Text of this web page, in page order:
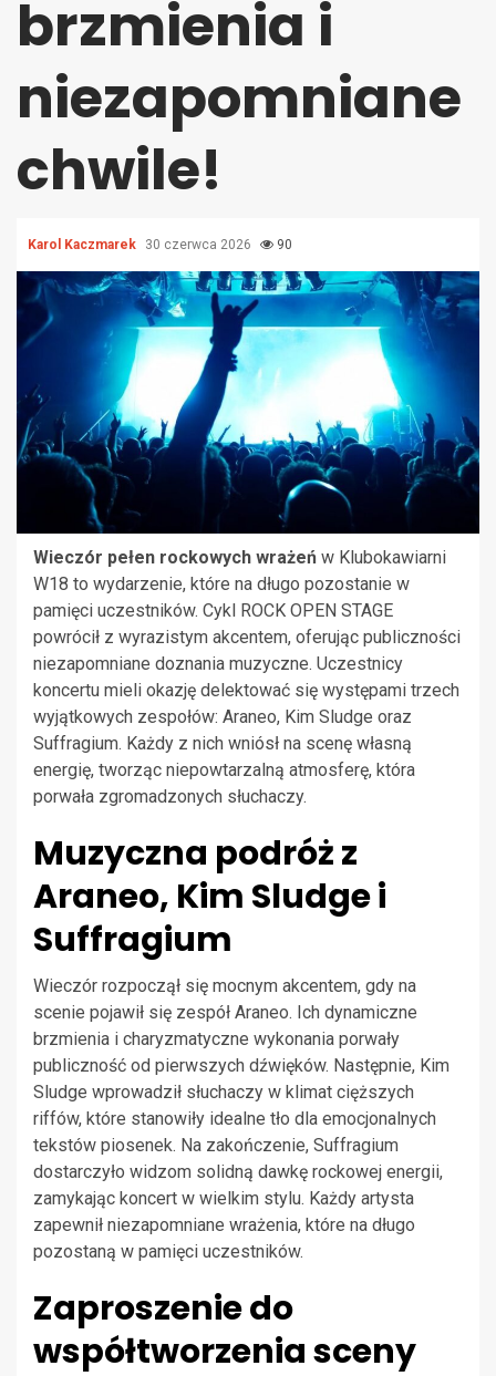
brzmienia i
niezapomniane
chwile!
Karol Kaczmarek 30 czerwca 2026 90
Wieczór pełen rockowych wrażeń w Klubokawiarni
W18 to wydarzenie, które na długo pozostanie w
pamięci uczestników. Cykl ROCK OPEN STAGE
powrócił z wyrazistym akcentem, oferując publiczności
niezapomniane doznania muzyczne. Uczestnicy
koncertu mieli okazję delektować się występami trzech
wyjątkowych zespołów: Araneo, Kim Sludge oraz
Suffragium. Każdy z nich wniósł na scenę własną
energię, tworząc niepowtarzalną atmosferę, która
porwała zgromadzonych słuchaczy.
Muzyczna podróż z
Araneo, Kim Sludge i
Suffragium
Wieczór rozpoczął się mocnym akcentem, gdy na
scenie pojawił się zespół Araneo. Ich dynamiczne
brzmienia i charyzmatyczne wykonania porwały
publiczność od pierwszych dźwięków. Następnie, Kim
Sludge wprowadził słuchaczy w klimat cięższych
riffów, które stanowiły idealne tło dla emocjonalnych
tekstów piosenek. Na zakończenie, Suffragium
dostarczyło widzom solidną dawkę rockowej energii,
zamykając koncert w wielkim stylu. Każdy artysta
zapewnił niezapomniane wrażenia, które na długo
pozostaną w pamięci uczestników.
Zaproszenie do
współtworzenia sceny